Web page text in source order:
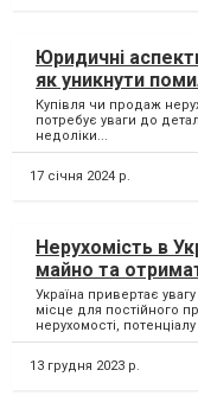
Юридичні
як уникнути
Купівля чи продаж
потребує уваги до
недоліки...
17 січня 2024 р.
Нерухомість в
майно та
Україна привертає
місце для постійного
нерухомості,
13 грудня 2023 р.